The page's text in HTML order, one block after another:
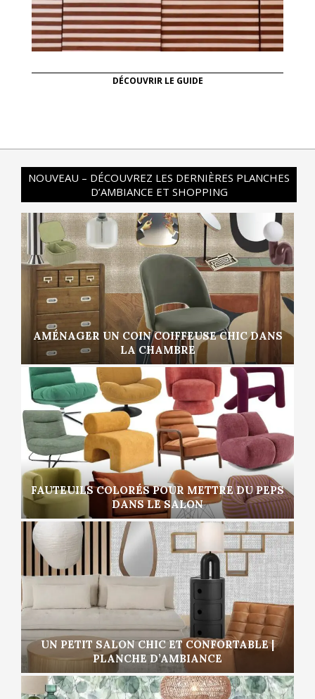
DÉCOUVRIR LE GUIDE
NOUVEAU – DÉCOUVREZ LES DERNIÈRES PLANCHES
D’AMBIANCE ET SHOPPING
AMÉNAGER UN COIN COIFFEUSE CHIC DANS
LA CHAMBRE
FAUTEUILS COLORÉS POUR METTRE DU PEPS
DANS LE SALON
UN PETIT SALON CHIC ET CONFORTABLE |
PLANCHE D’AMBIANCE